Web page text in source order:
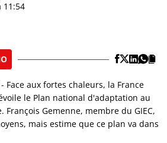
11:54
- Face aux fortes chaleurs, la France
le Plan national d'adaptation au
Gemenne, membre du GIEC,
mais estime que ce plan va dans